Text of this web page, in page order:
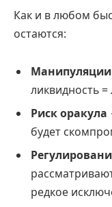
Как и в любом
остаются:
ликвидность
Риск оракула
будет
редкое